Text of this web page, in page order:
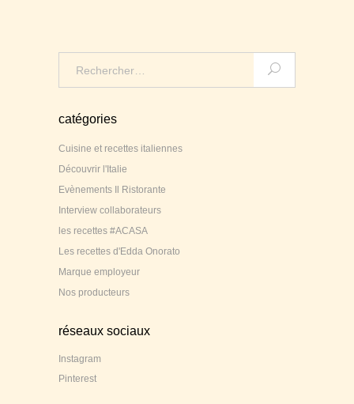
catégories
Cuisine et recettes italiennes
Découvrir l'Italie
Evènements Il Ristorante
Interview collaborateurs
les recettes #ACASA
Les recettes d'Edda Onorato
Marque employeur
Nos producteurs
réseaux sociaux
Instagram
Pinterest